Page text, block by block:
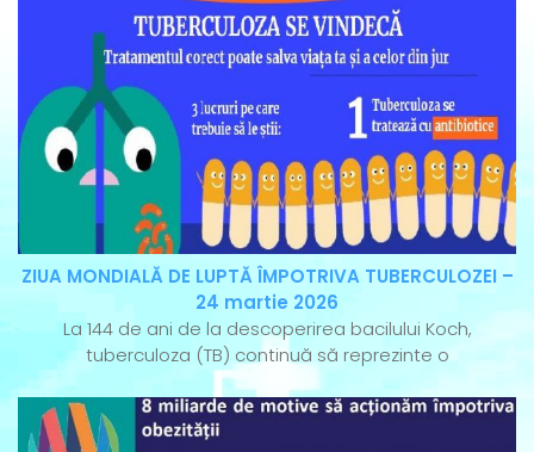
ZIUA MONDIALĂ DE LUPTĂ ÎMPOTRIVA TUBERCULOZEI –
24 martie 2026
La 144 de ani de la descoperirea bacilului Koch,
tuberculoza (TB) continuă să reprezinte o